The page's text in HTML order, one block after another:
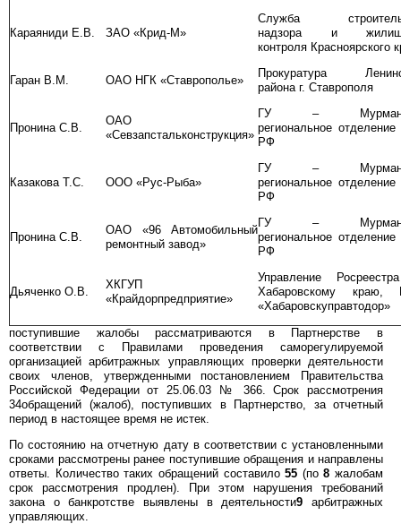
Караяниди Е.В. ЗАО «Крид-М»
Служба
надзора и
контроля Красноярского
Гаран В.М. ОАО НГК «Ставрополье»
Прокуратура
района г. Ставрополя
Пронина С.В.
ОАО
«Севзапстальконструкция»
ГУ –
региональное
РФ
Казакова Т.С. ООО «Рус-Рыба»
ГУ –
региональное
РФ
Пронина С.В.
ОАО «96 Автомобильный
ремонтный завод»
ГУ –
региональное
РФ
Дьяченко О.В.
ХКГУП
«Крайдорпредприятие»
Управление
Хабаровскому краю,
«Хабаровскуправтодор»
поступившие жалобы рассматриваются в Партнерстве в
соответствии с Правилами проведения саморегулируемой
организацией арбитражных управляющих проверки деятельности
своих членов, утвержденными постановлением Правительства
Российской Федерации от 25.06.03 № 366. Срок рассмотрения
34обращений (жалоб), поступивших в Партнерство, за отчетный
период в настоящее время не истек.
По состоянию на отчетную дату в соответствии с установленными
сроками рассмотрены ранее поступившие обращения и направлены
ответы. Количество таких обращений составило55 (по8 жалобам
срок рассмотрения продлен). При этом нарушения требований
закона о банкротстве выявлены в деятельности9 арбитражных
управляющих.